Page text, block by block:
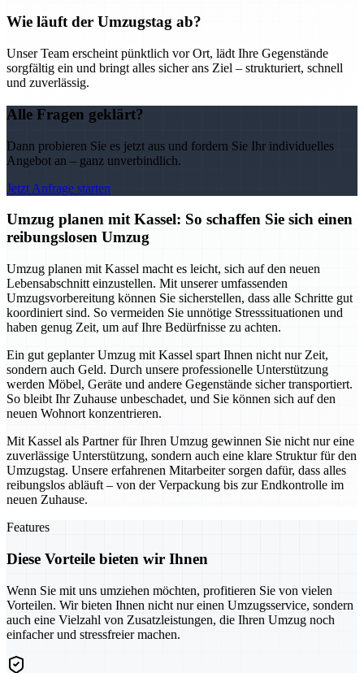
Wie läuft der Umzugstag ab?
Unser Team erscheint pünktlich vor Ort, lädt Ihre Gegenstände
sorgfältig ein und bringt alles sicher ans Ziel – strukturiert, schnell
und zuverlässig.
Alle Fragen geklärt?
Dann probieren Sie es jetzt aus und fordern Sie Ihr individuelles
Angebot an – ganz unverbindlich.
Jetzt Anfrage starten
Umzug planen mit Kassel: So schaffen Sie sich einen
reibungslosen Umzug
Umzug planen mit Kassel macht es leicht, sich auf den neuen
Lebensabschnitt einzustellen. Mit unserer umfassenden
Umzugsvorbereitung können Sie sicherstellen, dass alle Schritte gut
koordiniert sind. So vermeiden Sie unnötige Stresssituationen und
haben genug Zeit, um auf Ihre Bedürfnisse zu achten.
Ein gut geplanter Umzug mit Kassel spart Ihnen nicht nur Zeit,
sondern auch Geld. Durch unsere professionelle Unterstützung
werden Möbel, Geräte und andere Gegenstände sicher transportiert.
So bleibt Ihr Zuhause unbeschadet, und Sie können sich auf den
neuen Wohnort konzentrieren.
Mit Kassel als Partner für Ihren Umzug gewinnen Sie nicht nur eine
zuverlässige Unterstützung, sondern auch eine klare Struktur für den
Umzugstag. Unsere erfahrenen Mitarbeiter sorgen dafür, dass alles
reibungslos abläuft – von der Verpackung bis zur Endkontrolle im
neuen Zuhause.
Features
Diese Vorteile bieten wir Ihnen
Wenn Sie mit uns umziehen möchten, profitieren Sie von vielen
Vorteilen. Wir bieten Ihnen nicht nur einen Umzugsservice, sondern
auch eine Vielzahl von Zusatzleistungen, die Ihren Umzug noch
einfacher und stressfreier machen.